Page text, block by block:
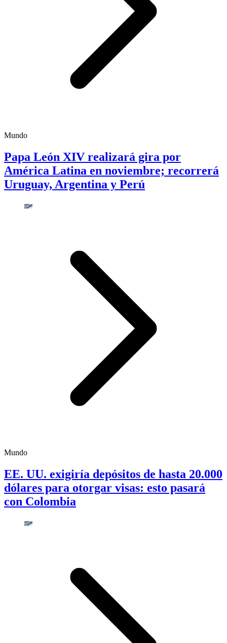
Mundo
Papa León XIV realizará gira por
América Latina en noviembre; recorrerá
Uruguay, Argentina y Perú
Mundo
EE. UU. exigiría depósitos de hasta 20.000
dólares para otorgar visas: esto pasará
con Colombia